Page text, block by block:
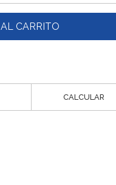
CARRITO
CALCULAR